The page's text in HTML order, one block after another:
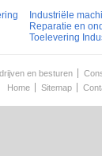
Industriële
Reparatie en
Toelevering
en besturen
Home Sitemap